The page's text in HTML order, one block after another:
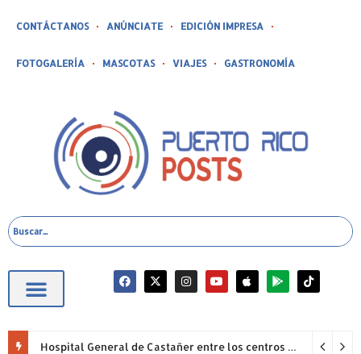
CONTÁCTANOS ANÚNCIATE EDICIÓN IMPRESA
FOTOGALERÍA MASCOTAS VIAJES GASTRONOMÍA
Hospital General de Castañer entre los centros de salud comunitarios con mejor desempeño clínico de Estados Unidos